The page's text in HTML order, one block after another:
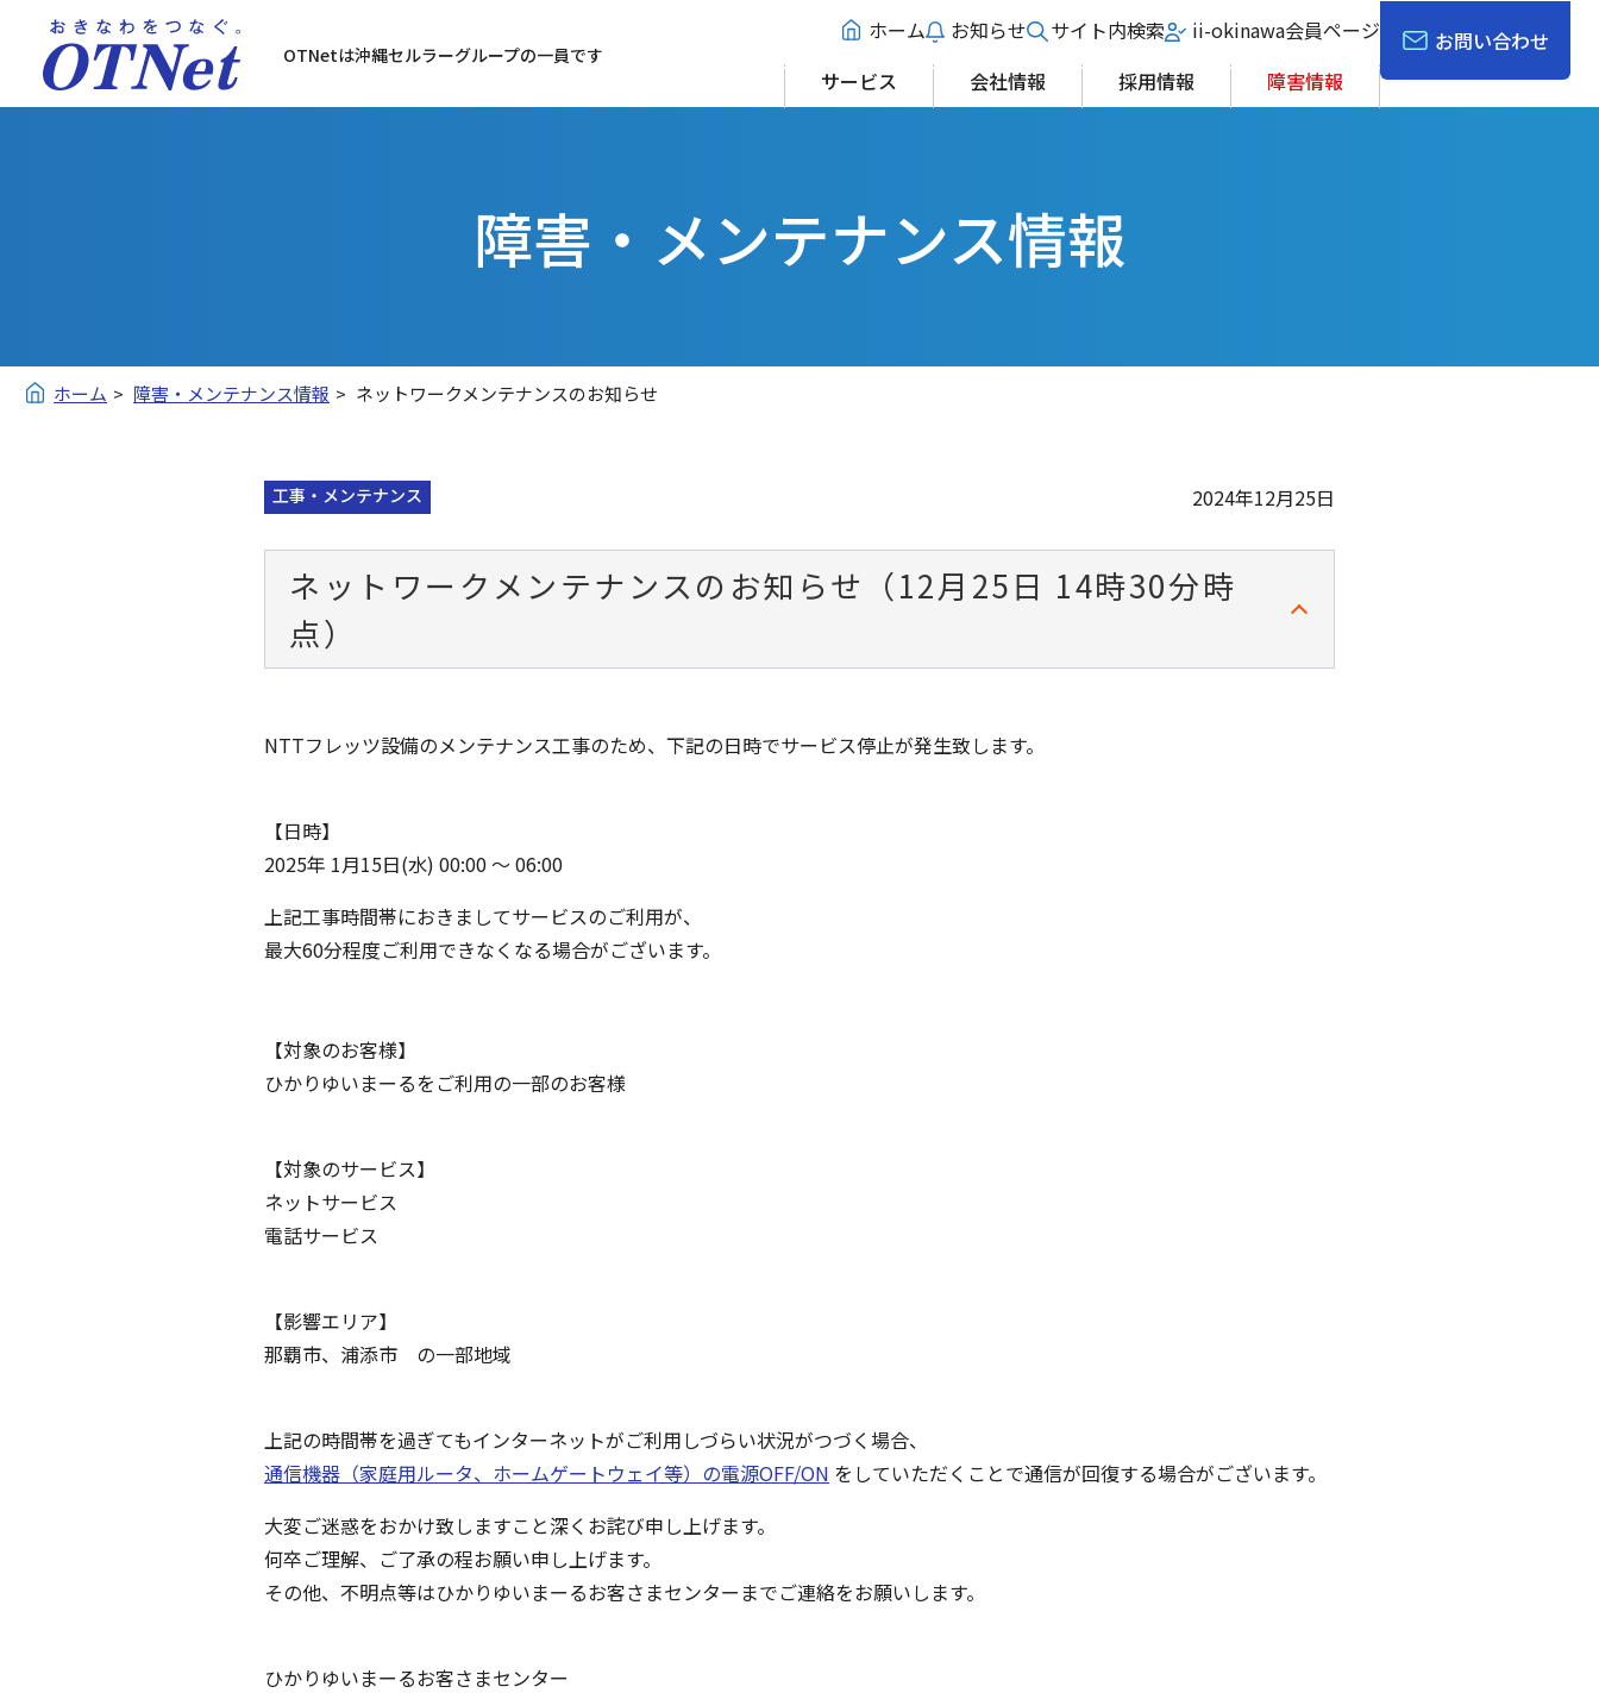
OTNetは沖縄セルラーグループの一員です
ホーム お知らせ サイト内検索
ii-okinawa会員ページ
サービス
会社情報 採用情報 障害情報
お問い合わせ
障害・メンテナンス情報
ホーム 障害・メンテナンス情報 ネットワークメンテナンスのお知らせ
工事・メンテナンス 2024年12月25日
ネットワークメンテナンスのお知らせ（12月25日 14時30分時
点）
NTTフレッツ設備のメンテナンス工事のため、下記の日時でサービス停止が発生致します。
【日時】
2025年 1月15日(水) 00:00 ～ 06:00
上記工事時間帯におきましてサービスのご利用が、
最大60分程度ご利用できなくなる場合がございます。
【対象のお客様】
ひかりゆいまーるをご利用の一部のお客様
【対象のサービス】
ネットサービス
電話サービス
【影響エリア】
那覇市、浦添市 の一部地域
上記の時間帯を過ぎてもインターネットがご利用しづらい状況がつづく場合、
通信機器（家庭用ルータ、ホームゲートウェイ等）の電源OFF/ON をしていただくことで通信が回復する場合がございます。
大変ご迷惑をおかけ致しますこと深くお詫び申し上げます。
何卒ご理解、ご了承の程お願い申し上げます。
その他、不明点等はひかりゆいまーるお客さまセンターまでご連絡をお願いします。
ひかりゆいまーるお客さまセンター